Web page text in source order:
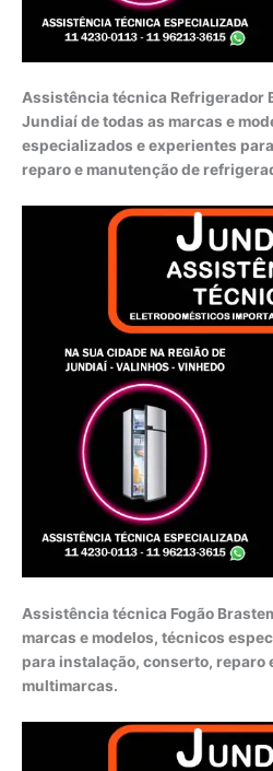
Assistência técnica Refrigerador
Jundiaí de todas as marcas e
especializados e experientes
reparo e manutenção de
Assistência técnica Fogão
marcas e modelos, técnicos
para instalação, conserto, reparo
multimarcas.